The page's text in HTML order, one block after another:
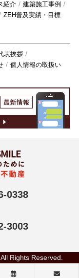
紹介
建築施工事例
ZEH普及実績・目標
表挨拶
個人情報の取扱い
0338
3003
Rights Reserved.